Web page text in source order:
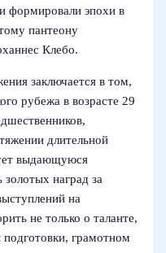
формировали эпохи в
пантеону
Клебо.
заключается в том,
рубежа в возрасте 29
длительной
выдающуюся
наград за
на
не только о таланте,
грамотном